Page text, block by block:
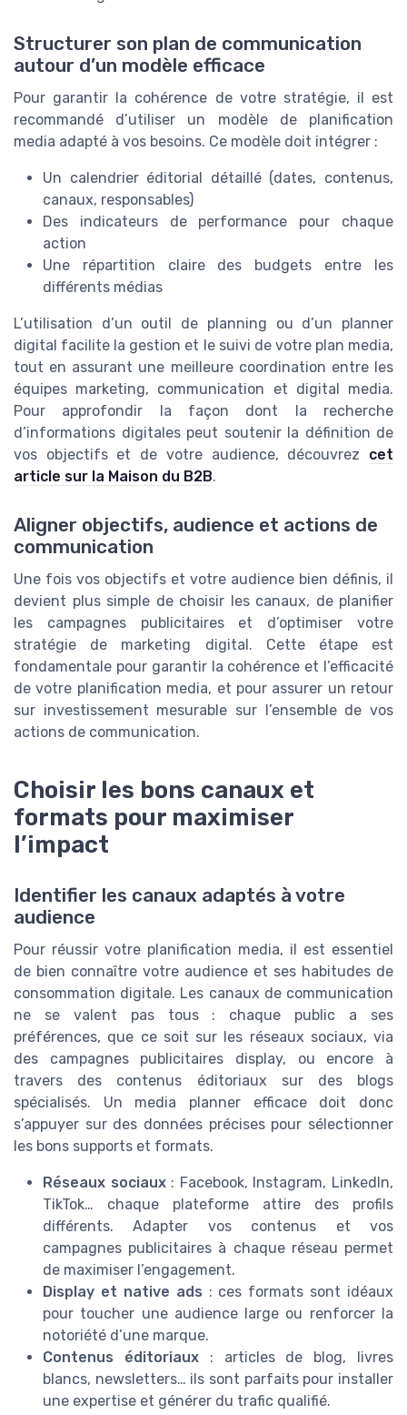
Structurer son plan de communication
autour d’un modèle efficace
Pour garantir la cohérence de votre stratégie, il est
recommandé d’utiliser un modèle de planification
media adapté à vos besoins. Ce modèle doit intégrer :
Un calendrier éditorial détaillé (dates, contenus,
canaux, responsables)
Des indicateurs de performance pour chaque
action
Une répartition claire des budgets entre les
différents médias
L’utilisation d’un outil de planning ou d’un planner
digital facilite la gestion et le suivi de votre plan media,
tout en assurant une meilleure coordination entre les
équipes marketing, communication et digital media.
Pour approfondir la façon dont la recherche
d’informations digitales peut soutenir la définition de
vos objectifs et de votre audience, découvrez cet
article sur la Maison du B2B.
Aligner objectifs, audience et actions de
communication
Une fois vos objectifs et votre audience bien définis, il
devient plus simple de choisir les canaux, de planifier
les campagnes publicitaires et d’optimiser votre
stratégie de marketing digital. Cette étape est
fondamentale pour garantir la cohérence et l’efficacité
de votre planification media, et pour assurer un retour
sur investissement mesurable sur l’ensemble de vos
actions de communication.
Choisir les bons canaux et
formats pour maximiser
l’impact
Identifier les canaux adaptés à votre
audience
Pour réussir votre planification media, il est essentiel
de bien connaître votre audience et ses habitudes de
consommation digitale. Les canaux de communication
ne se valent pas tous : chaque public a ses
préférences, que ce soit sur les réseaux sociaux, via
des campagnes publicitaires display, ou encore à
travers des contenus éditoriaux sur des blogs
spécialisés. Un media planner efficace doit donc
s’appuyer sur des données précises pour sélectionner
les bons supports et formats.
Réseaux sociaux: Facebook, Instagram, LinkedIn,
TikTok… chaque plateforme attire des profils
différents. Adapter vos contenus et vos
campagnes publicitaires à chaque réseau permet
de maximiser l’engagement.
Display et native ads : ces formats sont idéaux
pour toucher une audience large ou renforcer la
notoriété d’une marque.
Contenus éditoriaux: articles de blog, livres
blancs, newsletters… ils sont parfaits pour installer
une expertise et générer du trafic qualifié.